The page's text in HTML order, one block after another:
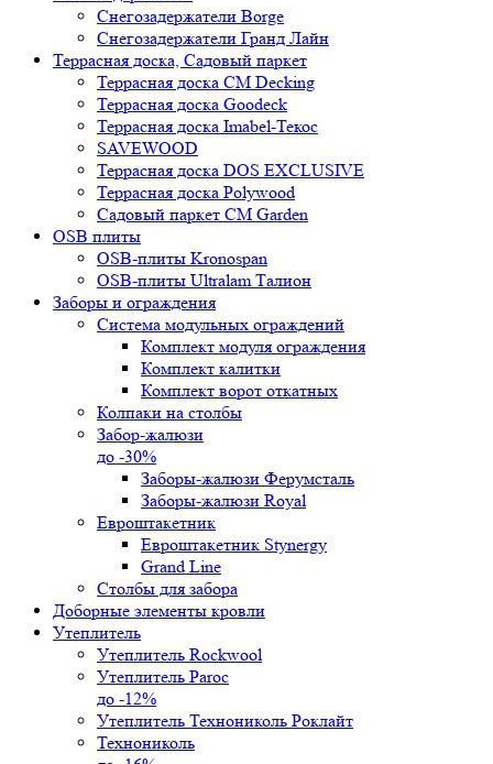
Снегозадержатели Borge
Снегозадержатели Гранд Лайн
Террасная доска, Садовый паркет
Террасная доска CM Decking
Террасная доска Goodeck
Террасная доска Imabel-Текос
SAVEWOOD
Террасная доска DOS EXCLUSIVE
Террасная доска Polywood
Садовый паркет CM Garden
OSB плиты
OSB-плиты Kronospan
OSB-плиты Ultralam Талион
Заборы и ограждения
Система модульных ограждений
Комплект модуля ограждения
Комплект калитки
Комплект ворот откатных
Колпаки на столбы
Забор-жалюзи
до -30%
Заборы-жалюзи Ферумсталь
Заборы-жалюзи Royal
Евроштакетник
Евроштакетник Stynergy
Grand Line
Столбы для забора
Доборные элементы кровли
Утеплитель
Утеплитель Rockwool
Утеплитель Paroc
до -12%
Утеплитель Технониколь Роклайт
Технониколь